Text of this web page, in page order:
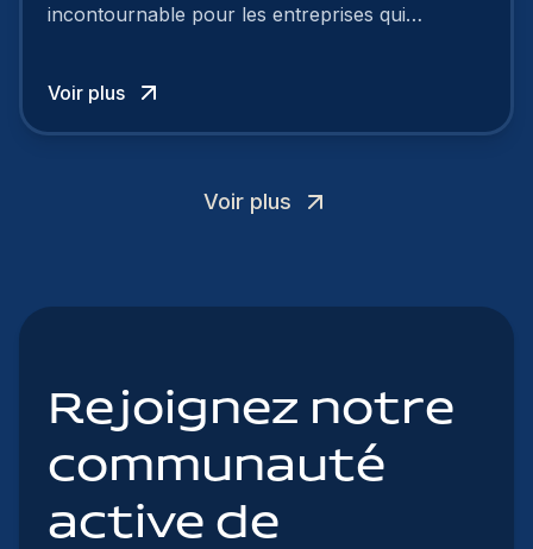
incontournable pour les entreprises qui
Voir plus
Voir plus
Rejoignez notre
communauté
active de